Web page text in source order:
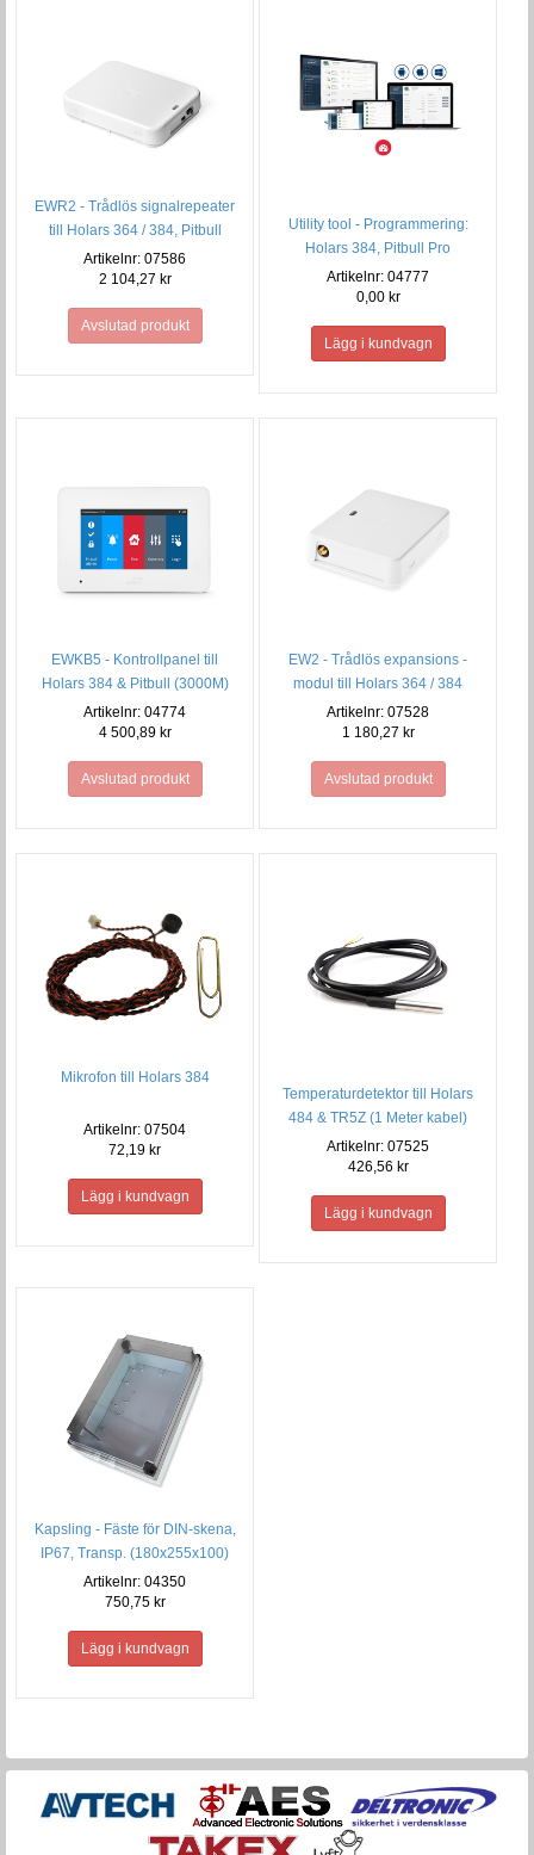
EWR2 - Trådlös signalrepeater
till Holars 364 / 384, Pitbull
Artikelnr: 07586
2 104,27 kr
Avslutad produkt
Utility tool - Programmering:
Holars 384, Pitbull Pro
Artikelnr: 04777
0,00 kr
EWKB5 - Kontrollpanel till
Holars 384 & Pitbull (3000M)
Artikelnr: 04774
4 500,89 kr
Avslutad produkt
EW2 - Trådlös expansions -
modul till Holars 364 / 384
Artikelnr: 07528
1 180,27 kr
Avslutad produkt
Mikrofon till Holars 384
Artikelnr: 07504
72,19 kr
Temperaturdetektor till Holars
484 & TR5Z (1 Meter kabel)
Artikelnr: 07525
426,56 kr
Kapsling - Fäste för DIN-skena,
IP67, Transp. (180x255x100)
Artikelnr: 04350
750,75 kr